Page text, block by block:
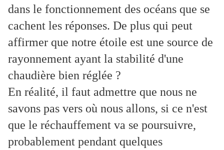
dans le fonctionnement des océans que se
cachent les réponses. De plus qui peut
affirmer que notre étoile est une source de
rayonnement ayant la stabilité d'une
chaudière bien réglée ?
En réalité, il faut admettre que nous ne
savons pas vers où nous allons, si ce n'est
que le réchauffement va se poursuivre,
probablement pendant quelques